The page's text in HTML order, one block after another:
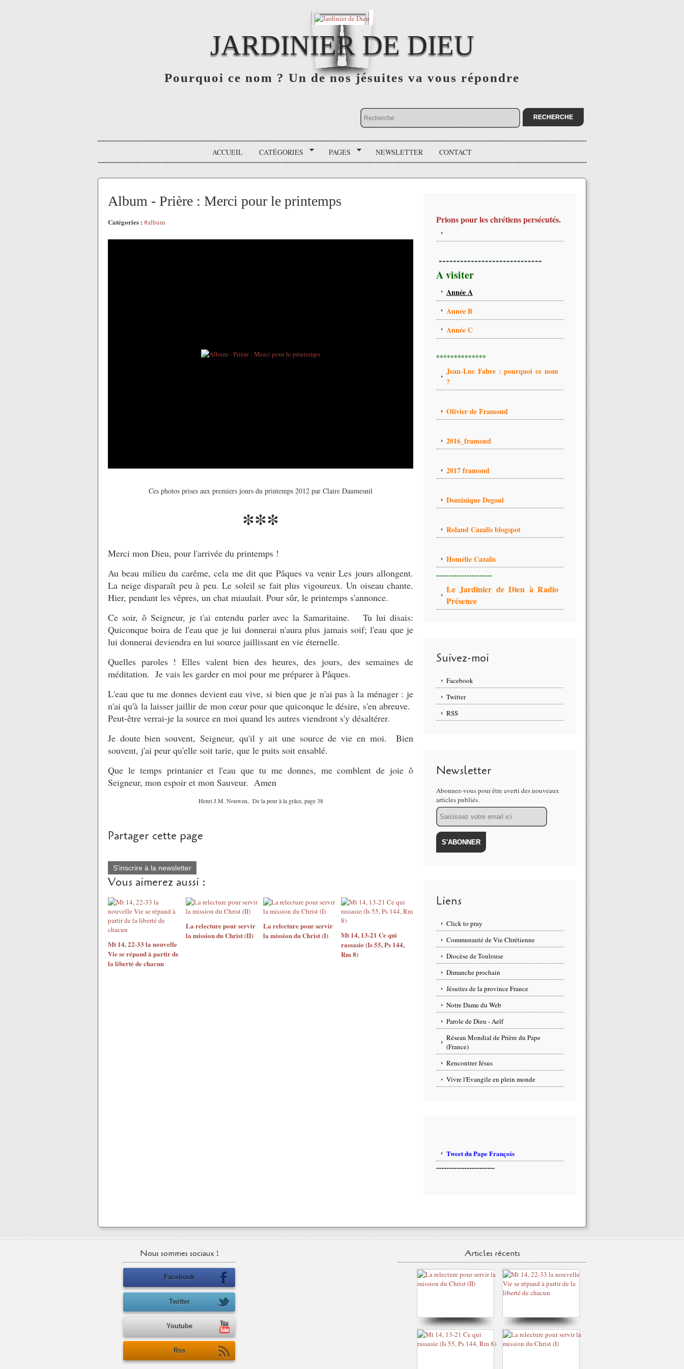
JARDINIER DE DIEU
Pourquoi ce nom ? Un de nos jésuites va vous répondre
ACCUEIL CATÉGORIES PAGES NEWSLETTER CONTACT
Album - Prière : Merci pour le printemps
Catégories : #album
Ces photos prises aux premiers jours du printemps 2012 par Claire Daumesnil
***
Merci mon Dieu, pour l'arrivée du printemps !
Au beau milieu du carême, cela me dit que Pâques va venir Les jours allongent.
La neige disparaît peu à peu. Le soleil se fait plus vigoureux. Un oiseau chante.
Hier, pendant les vêpres, un chat miaulait. Pour sûr, le printemps s'annonce.
Ce soir, ô Seigneur, je t'ai entendu parler avec la Samaritaine. Tu lui disais:
Quiconque boira de l'eau que je lui donnerai n'aura plus jamais soif; l'eau que je
lui donnerai deviendra en lui source jaillissant en vie éternelle.
Quelles paroles ! Elles valent bien des heures, des jours, des semaines de
méditation. Je vais les garder en moi pour me préparer à Pâques.
L'eau que tu me donnes devient eau vive, si bien que je n'ai pas à la ménager : je
n'ai qu'à la laisser jaillir de mon cœur pour que quiconque le désire, s'en abreuve.
Peut-être verrai-je la source en moi quand les autres viendront s'y désaltérer.
Je doute bien souvent, Seigneur, qu'il y ait une source de vie en moi. Bien
souvent, j'ai peur qu'elle soit tarie, que le puits soit ensablé.
Que le temps printanier et l'eau que tu me donnes, me comblent de joie ô
Seigneur, mon espoir et mon Sauveur. Amen
Henri J.M. Nouwen, De la peur à la grâce, page 38
Partager cette page
S'inscrire à la newsletter
Vous aimerez aussi :
Mt 14, 22-33 la nouvelle
Vie se répand à partir de
la liberté de chacun
La relecture pour servir
la mission du Christ (II)
La relecture pour servir
la mission du Christ (I)
Mt 14, 13-21 Ce qui
rassasie (Is 55, Ps 144,
Rm 8)
Prions pour les chrétiens persécutés.
-----------------------------
A visiter
Année A
Année B
Année C
**************
Jean-Luc Fabre : pourquoi ce nom
?
Olivier de Framond
2016_framond
2017 framond
Dominique Degoul
Roland Cazalis blogspot
Homélie Cazalis
----------------------
Le Jardinier de Dieu à Radio
Présence
Suivez-moi
Facebook
Twitter
RSS
Newsletter
Abonnez-vous pour être averti des nouveaux
articles publiés.
Email
Liens
Click to pray
Communauté de Vie Chrétienne
Diocèse de Toulouse
Dimanche prochain
Jésuites de la province France
Notre Dame du Web
Parole de Dieu - Aelf
Réseau Mondial de Prière du Pape
(France)
Rencontrer Jésus
Vivre l'Evangile en plein monde
Tweet du Pape François
-----------------------
Nous sommes sociaux !
Facebook
Twitter
Youtube
Rss
Articles récents